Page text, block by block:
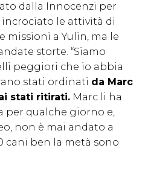
dalla Innocenzi per
incrociato le attività di
missioni a Yulin, ma le
storte. “Siamo
peggiori che io abbia
stati ordinati da Marc
stati ritirati. Marc li ha
per qualche giorno e,
non è mai andato a
cani ben la metà sono